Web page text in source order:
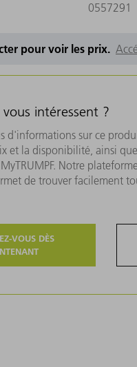
0557291
pour voir les prix.
intéressent ?
d'informations sur ce
et la disponibilité, ainsi
Notre
de trouver facilement
VOUS DÈS